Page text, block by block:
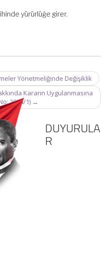
yürürlüğe girer.
Yönetmeliğinde Değişiklik
Kararın Uygulanmasına
2024/1) →
DUYURULA
R